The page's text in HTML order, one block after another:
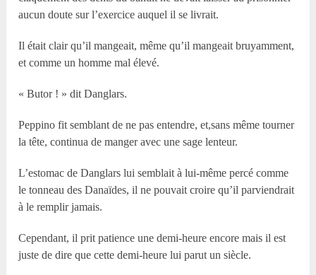
aucun doute sur l’exercice auquel il se livrait.
Il était clair qu’il mangeait, même qu’il mangeait bruyamment,
et comme un homme mal élevé.
« Butor ! » dit Danglars.
Peppino fit semblant de ne pas entendre, et,sans même tourner
la tête, continua de manger avec une sage lenteur.
L’estomac de Danglars lui semblait à lui-même percé comme
le tonneau des Danaïdes, il ne pouvait croire qu’il parviendrait
à le remplir jamais.
Cependant, il prit patience une demi-heure encore mais il est
juste de dire que cette demi-heure lui parut un siècle.